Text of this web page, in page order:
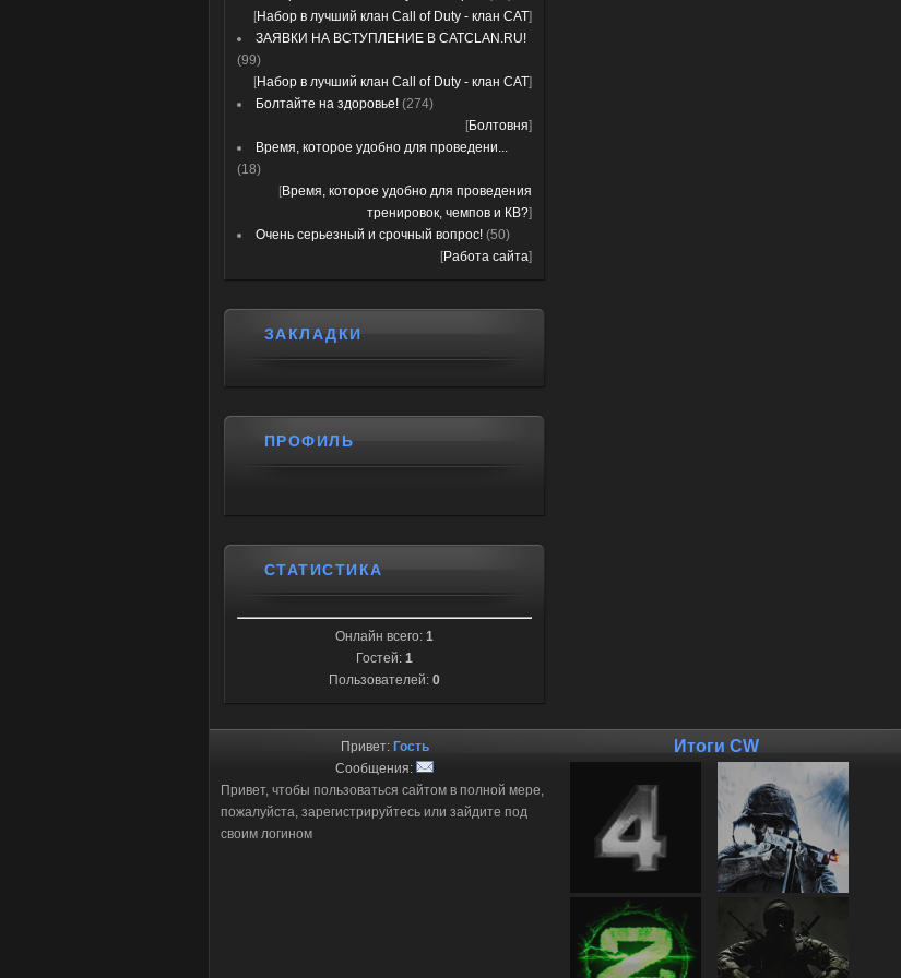
[Набор в лучший клан Call of Duty - клан CAT]
ЗАЯВКИ НА ВСТУПЛЕНИЕ В CATCLAN.RU!
(99)
[Набор в лучший клан Call of Duty - клан CAT]
Болтайте на здоровье! (274)
[Болтовня]
Время, которое удобно для проведени...
(18)
[Время, которое удобно для проведения
тренировок, чемпов и КВ?]
Очень серьезный и срочный вопрос! (50)
[Работа сайта]
ЗАКЛАДКИ
ПРОФИЛЬ
СТАТИСТИКА
Онлайн всего: 1
Гостей: 1
Пользователей: 0
Привет: Гость
Сообщения:
Привет, чтобы пользоваться сайтом в полной мере,
пожалуйста, зарегистрируйтесь или зайдите под
своим логином
Итоги CW